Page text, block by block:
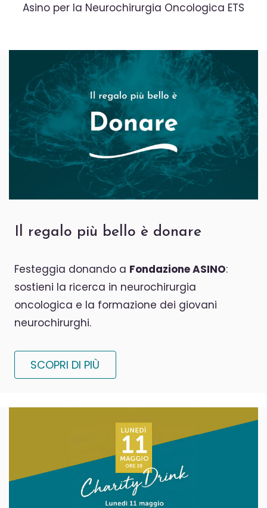
Asino per la Neurochirurgia Oncologica ETS
Il regalo più bello è donare
Festeggia donando a Fondazione ASINO:
sostieni la ricerca in neurochirurgia
oncologica e la formazione dei giovani
neurochirurghi.
SCOPRI DI PIÙ